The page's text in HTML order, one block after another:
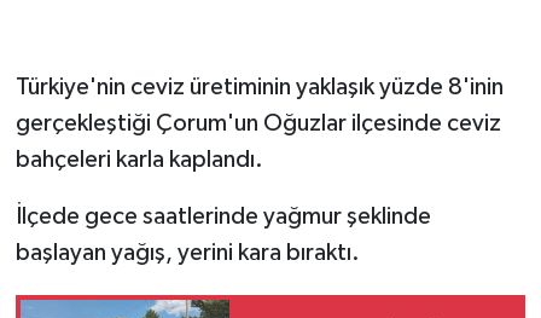
Türkiye'nin ceviz üretiminin yaklaşık yüzde 8'inin
gerçekleştiği Çorum'un Oğuzlar ilçesinde ceviz
bahçeleri karla kaplandı.
İlçede gece saatlerinde yağmur şeklinde
başlayan yağış, yerini kara bıraktı.